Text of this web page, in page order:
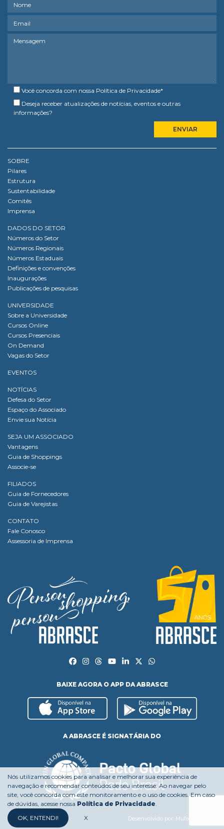
Você concorda com nossa Política de Privacidade*
Deseja receber atualizações de notícias, eventos e outras
informações?
SOBRE
Pilares
Estrutura
Sustentabilidade
Comitês
Imprensa
DADOS DO SETOR
Números do Setor
Números Regionais
Números Estaduais
Definições e convenções
Inaugurações
Publicações de pesquisas
UNIVERSIDADE
Sobre a Universidade
Cursos Online
Cursos Presenciais
On Demand
Vagas do Setor
EVENTOS
NOTÍCIAS
Defesa do Setor
Espaço do Associado
Envie sua Notícia
SEJA UM ASSOCIADO
Vantagens
Guia de Shoppings
Associe-se
FILIADOS
Guia de Fornecedores
Guia de Varejistas
CONTATO
Fale Conosco
Assessoria de Imprensa
BAIXE AGORA O APP DA ABRASCE
A ABRASCE É SIGNATÁRIA DO
Desenvolvido por: Mufasa Agency
Nós utilizamos cookies para analisar e melhorar sua experiência de
navegação e recomendar conteúdos de seu interesse. Ao navegar pelo
site, você concorda com este monitoramento e o uso de cookies. Em caso
de dúvidas, acesse nossa Política de Privacidade.
OK, ENTENDI!
X